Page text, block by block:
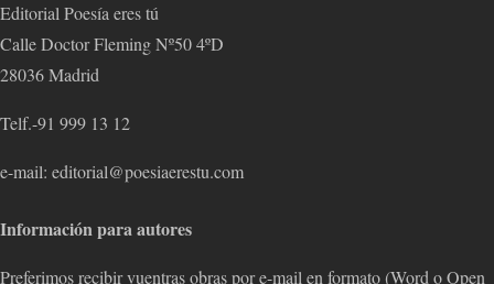
Editorial Poesía eres tú
Calle Doctor Fleming Nº50 4ºD
28036 Madrid
Telf.-91 999 13 12
e-mail: editorial@poesiaerestu.com
Información para autores
Preferimos recibir vuentras obras por e-mail en formato (Word o Open